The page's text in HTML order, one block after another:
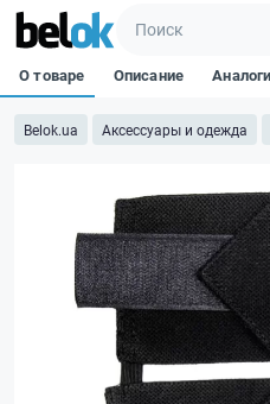
Belok.ua Аксессуары и одежда
О товаре Описание Аналоги